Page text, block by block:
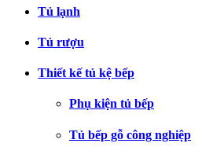
Tủ lạnh
Tủ rượu
Thiết kế tủ kệ bếp
Phụ kiện tủ bếp
Tủ bếp gỗ công nghiệp